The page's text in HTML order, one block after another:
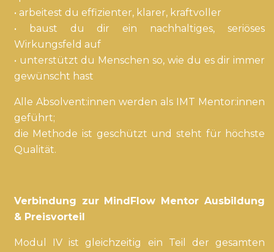
• arbeitest du effizienter, klarer, kraftvoller
• baust du dir ein nachhaltiges, seriöses
Wirkungsfeld auf
• unterstützt du Menschen so, wie du es dir immer
gewünscht hast
Alle Absolvent:innen werden als IMT Mentor:innen
geführt;
die Methode ist geschützt und steht für höchste
Qualität.
Verbindung zur MindFlow Mentor Ausbildung
& Preisvorteil
Modul IV ist gleichzeitig ein Teil der gesamten